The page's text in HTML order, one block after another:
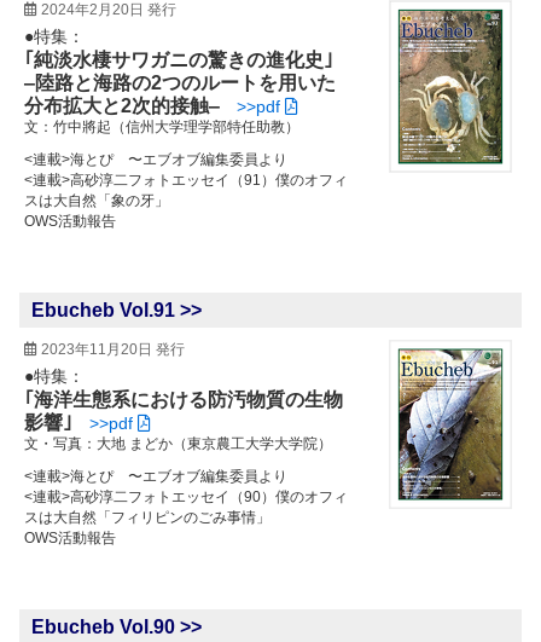
2024年2月20日 発行
●特集：
｢純淡水棲サワガニの驚きの進化史｣
‒陸路と海路の2つのルートを用いた
分布拡大と2次的接触‒
>>pdf
文：竹中將起（信州大学理学部特任助教）
<連載>海とぴ 〜エブオブ編集委員より
<連載>高砂淳二フォトエッセイ（91）僕のオフィ
スは大自然「象の牙」
OWS活動報告
Ebucheb Vol.91 >>
2023年11月20日 発行
●特集：
｢海洋生態系における防汚物質の生物
影響｣
>>pdf
文・写真：大地 まどか（東京農工大学大学院）
<連載>海とぴ 〜エブオブ編集委員より
<連載>高砂淳二フォトエッセイ（90）僕のオフィ
スは大自然「フィリピンのごみ事情」
OWS活動報告
Ebucheb Vol.90 >>